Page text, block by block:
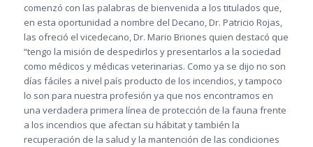
comenzó con las palabras de bienvenida a los titulados que,
en esta oportunidad a nombre del Decano, Dr. Patricio Rojas,
las ofreció el vicedecano, Dr. Mario Briones quien destacó que
“tengo la misión de despedirlos y presentarlos a la sociedad
como médicos y médicas veterinarias. Como ya se dijo no son
días fáciles a nivel país producto de los incendios, y tampoco
lo son para nuestra profesión ya que nos encontramos en
una verdadera primera línea de protección de la fauna frente
a los incendios que afectan su hábitat y también la
recuperación de la salud y la mantención de las condiciones